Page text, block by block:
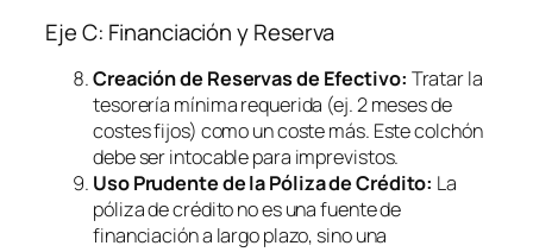
Eje C: Financiación y Reserva
Creación de Reservas de Efectivo: Tratar la
tesorería mínima requerida (ej. 2 meses de
costes fijos) como un coste más. Este colchón
debe ser intocable para imprevistos.
Uso Prudente de la Póliza de Crédito: La
póliza de crédito no es una fuente de
financiación a largo plazo, sino una